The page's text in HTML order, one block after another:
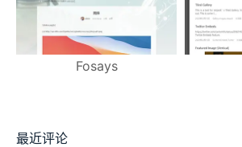
Fosays
最近评论